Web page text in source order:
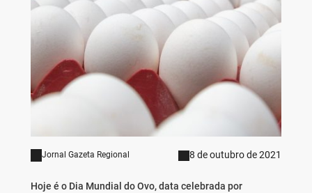
Jornal Gazeta Regional 8 de outubro de 2021
Hoje é o Dia Mundial do Ovo, data celebrada por